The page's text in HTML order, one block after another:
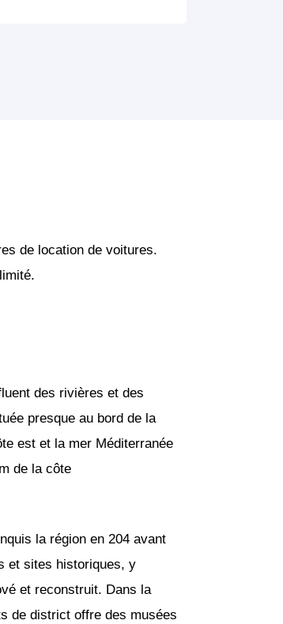
de location de voitures.
des rivières et des
presque au bord de la
est et la mer Méditerranée
de la côte
la région en 204 avant
et sites historiques, y
et reconstruit. Dans la
de district offre des musées